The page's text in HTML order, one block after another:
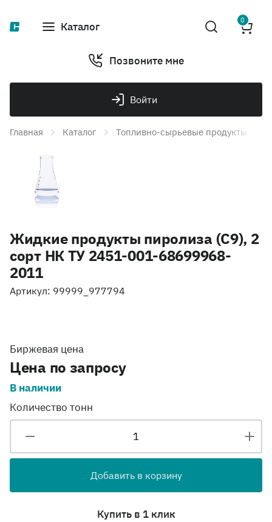
Каталог 0
Позвоните мне
Войти
Главная Каталог Топливно-сырьевые продукты
Жидкие продукты пиролиза (C9), 2
сорт НК ТУ 2451-001-68699968-
2011
Артикул: 99999_977794
Биржевая цена
Цена по запросу
В наличии
Количество тонн
Добавить в корзину
Купить в 1 клик